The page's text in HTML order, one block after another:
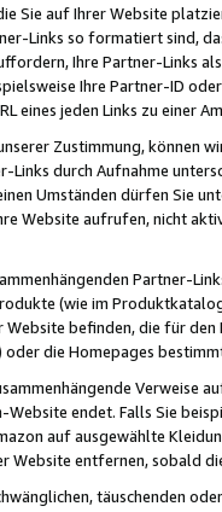
Sie auf Ihrer Website
Links so formatiert sind,
Ihre Partner-Links
Ihre Partner-ID
eines jeden Links zu einer
Zustimmung, können
Links durch Aufnahme
Umständen dürfen Sie
Website aufrufen, nicht
Partner-
(wie im
befinden, die für
oder die Homepages
endet. Falls Sie
auf ausgewählte
Website entfernen, sobald
täuschenden